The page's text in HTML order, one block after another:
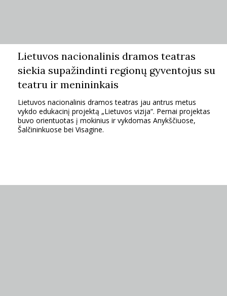
SPORTAS
FOTOGRAFIJA
MENAS
Lietuvos nacionalinis dramos teatras
siekia supažindinti regionų gyventojus su
teatru ir menininkais
Lietuvos nacionalinis dramos teatras jau antrus metus
vykdo edukacinį projektą „Lietuvos vizija“. Pernai projektas
buvo orientuotas į mokinius ir vykdomas Anykščiuose,
Šalčininkuose bei Visagine.